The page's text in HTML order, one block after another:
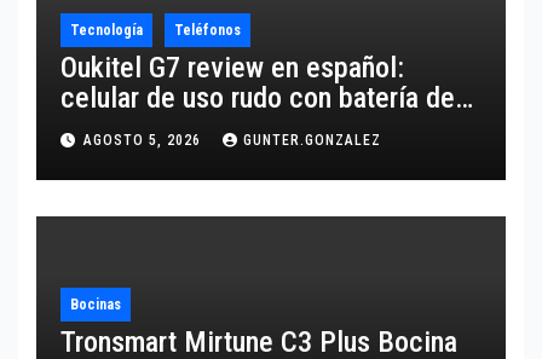
Tecnología Teléfonos
Oukitel G7 review en español:
celular de uso rudo con batería de
10,600 mAh
AGOSTO 5, 2026 GUNTER.GONZALEZ
Bocinas
Tronsmart Mirtune C3 Plus Bocina